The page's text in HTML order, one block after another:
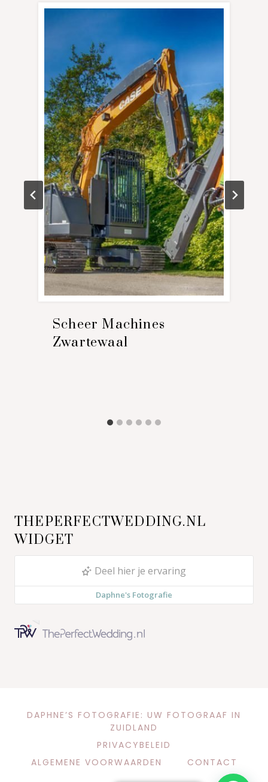
Scheer Machines
Zwartewaal
THEPERFECTWEDDING.NL
WIDGET
DAPHNE’S FOTOGRAFIE: UW FOTOGRAAF IN
ZUIDLAND
PRIVACYBELEID
ALGEMENE VOORWAARDEN
CONTACT